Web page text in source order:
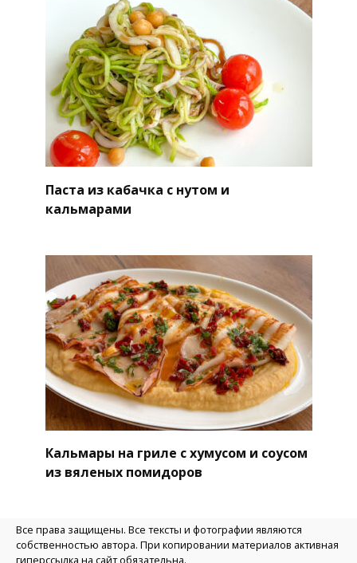
Паста из кабачка с нутом и
кальмарами
Кальмары на гриле с хумусом и соусом
из вяленых помидоров
Все права защищены. Все тексты и фотографии являются
собственностью автора. При копировании материалов активная
гиперссылка на сайт обязательна.